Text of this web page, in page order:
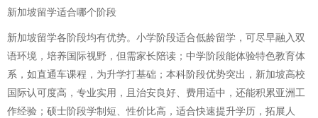
新加坡留学适合哪个阶段
新加坡留学各阶段均有优势。小学阶段适合低龄留学，可尽早融入双
语环境，培养国际视野，但需家长陪读；中学阶段能体验特色教育体
系，如直通车课程，为升学打基础；本科阶段优势突出，新加坡高校
国际认可度高，专业实用，且治安良好、费用适中，还能积累亚洲工
作经验；硕士阶段学制短、性价比高，适合快速提升学历，拓展人